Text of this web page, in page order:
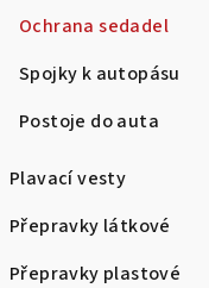
Ochrana sedadel
Spojky k autopásu
Postoje do auta
Plavací vesty
Přepravky látkové
Přepravky plastové